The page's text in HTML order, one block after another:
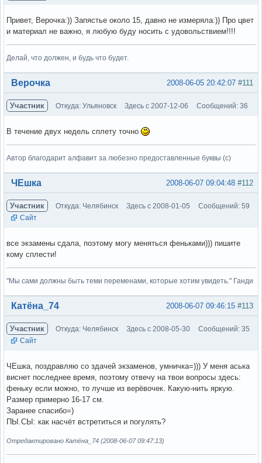
Привет, Верочка:)) Запястье около 15, давно не измеряла:)) Про цвет
и материал не важно, я любую буду носить с удовольствием!!!!
Делай, что должен, и будь что будет.
Вне форума #111
2008-06-05 20:42:07
Верочка
Участник Откуда: Ульяновск Здесь с 2007-12-06 Сообщений: 36
В течение двух недель сплету точно
Автор благодарит алфавит за любезно предоставленные буквы (с)
Вне форума #112
2008-06-07 09:04:48
ЧЕшка
Участник Откуда: Челябинск Здесь с 2008-01-05
Сообщений: 59
Сайт
все экзамены сдала, поэтому могу меняться феньками))) пишите
кому сплести!
"Мы сами должны быть теми переменами, которые хотим увидеть." Ганди
Вне форума #113
2008-06-07 09:46:15
Катёна_74
Участник Откуда: Челябинск Здесь с 2008-05-30
Сообщений: 35
Сайт
ЧЕшка, поздравляю со здачей экзаменов, умничка=))) У меня аська
виснет последнее время, поэтому отвечу на твои вопросы здесь:
феньку если можно, то лучше из верёвочек. Какую-нить яркую.
Размер примерно 16-17 см.
Заранее спасибо=)
ПЫ.СЫ: как насчёт встретиться и погулять?
Отредактировано Катёна_74 (2008-06-07 09:47:13)